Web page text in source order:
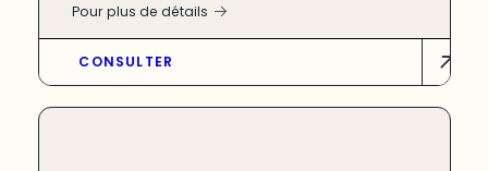
Pour plus de détails
L’édition 2024 du Rapport sur l’évolution
de la situation linguistique au Québec,
CONSULTER